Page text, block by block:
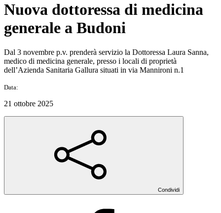
Nuova dottoressa di medicina
generale a Budoni
Dal 3 novembre p.v. prenderà servizio la Dottoressa Laura Sanna,
medico di medicina generale, presso i locali di proprietà
dell’Azienda Sanitaria Gallura situati in via Mannironi n.1
Data:
21 ottobre 2025
Condividi